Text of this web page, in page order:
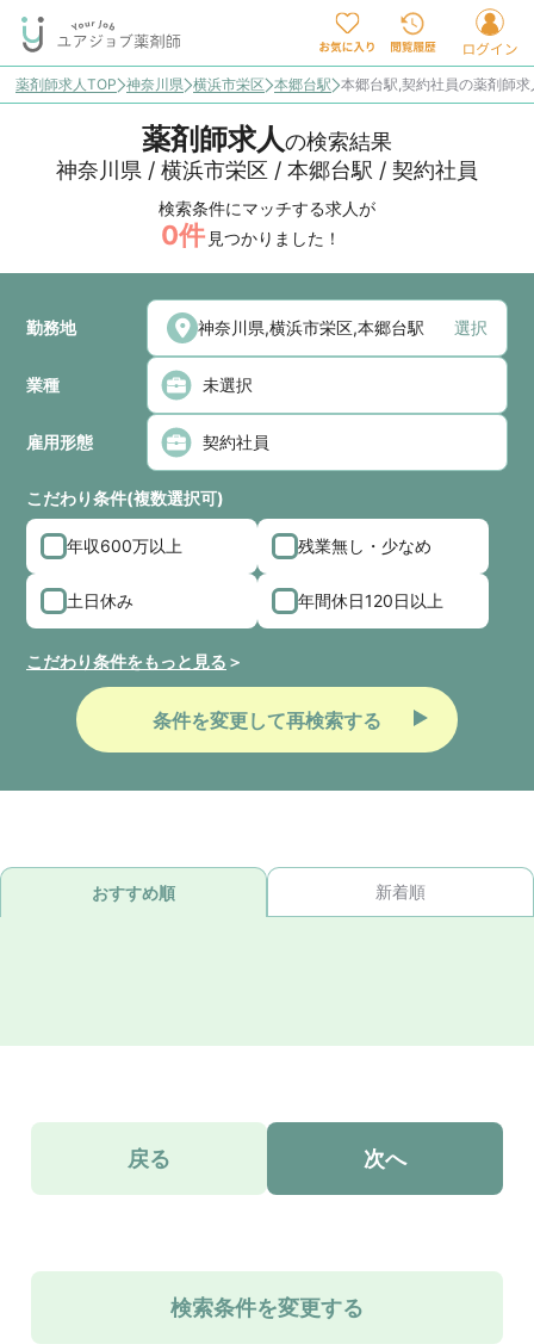
薬剤師求人TOP 神奈川県 横浜市栄区 本郷台駅 本郷台駅,契約社員の薬剤師
薬剤師求人の検索結果
神奈川県 / 横浜市栄区 / 本郷台駅 / 契約社員
検索条件にマッチする求人が
0件 見つかりました！
勤務地 選択
業種
雇用形態
こだわり条件(複数選択可)
年収600万以上 残業無し・少なめ
土日休み 年間休日120日以上
こだわり条件をもっと見る
条件を変更して再検索する
おすすめ順 新着順
戻る 次へ
検索条件を変更する